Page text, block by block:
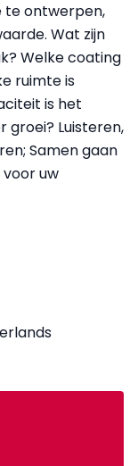
te ontwerpen,
Wat zijn
Welke coating
ruimte is
is het
groei? Luisteren,
Samen gaan
uw